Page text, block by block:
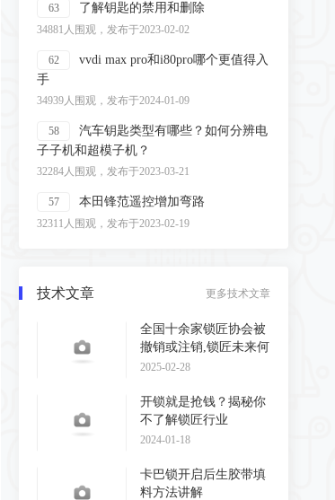
63 了解钥匙的禁用和删除
34881人围观，发布于2023-02-02
62
vvdi max pro和i80pro哪个更值得入
手
34939人围观，发布于2024-01-09
58
汽车钥匙类型有哪些？如何分辨电
子子机和超模子机？
32284人围观，发布于2023-03-21
57 本田锋范遥控增加弯路
32311人围观，发布于2023-02-19
技术文章 更多技术文章
全国十余家锁匠协会被
撤销或注销,锁匠未来何
去何从?
2025-02-28
开锁就是抢钱？揭秘你
不了解锁匠行业
2024-01-18
卡巴锁开启后生胶带填
料方法讲解